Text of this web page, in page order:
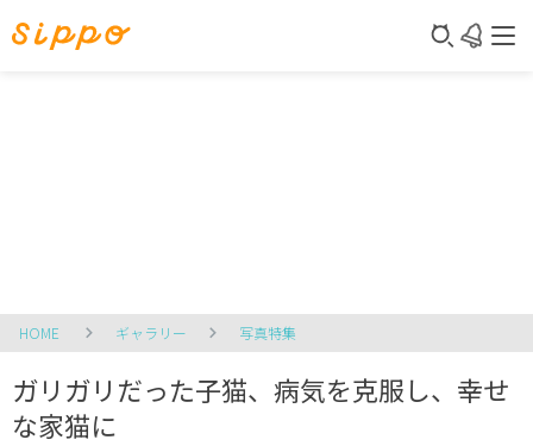
HOME ギャラリー 写真特集
ガリガリだった子猫、病気を克服し、幸せ
な家猫に